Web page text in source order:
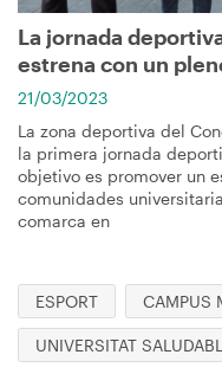
La jornada
estrena con un
21/03/2023
La zona deportiva del
la primera jornada
objetivo es promover un
comunidades
comarca en
ESPORT CAMPUS
UNIVERSITAT